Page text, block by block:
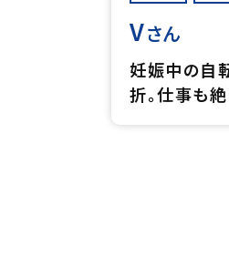
Vさん
妊娠中の自
折。仕事も